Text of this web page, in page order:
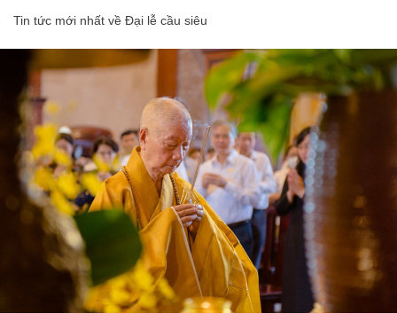
Tin tức mới nhất về Đại lễ cầu siêu